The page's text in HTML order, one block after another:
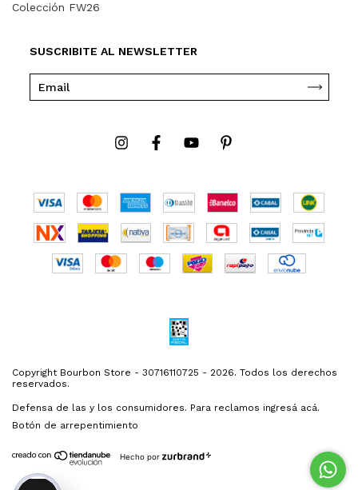
Colección FW26
SUSCRIBITE AL NEWSLETTER
Copyright Bourbon Store - 30716110725 - 2026. Todos los derechos
reservados.
Defensa de las y los consumidores. Para reclamos ingresá acá.
Botón de arrepentimiento
Hecho por